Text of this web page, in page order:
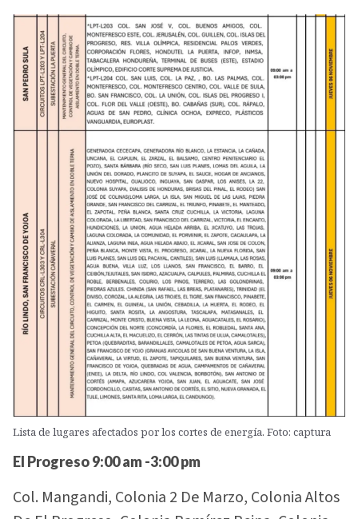
Lista de lugares afectados por los cortes de energía. Foto: captura
El Progreso 9:00 am -3:00 pm
Col. Mangandi, Colonia 2 De Marzo, Colonia Altos